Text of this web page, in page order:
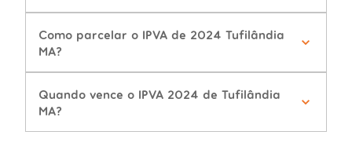
Como parcelar o IPVA de 2024 Tufilândia
MA?
Quando vence o IPVA 2024 de Tufilândia
MA?